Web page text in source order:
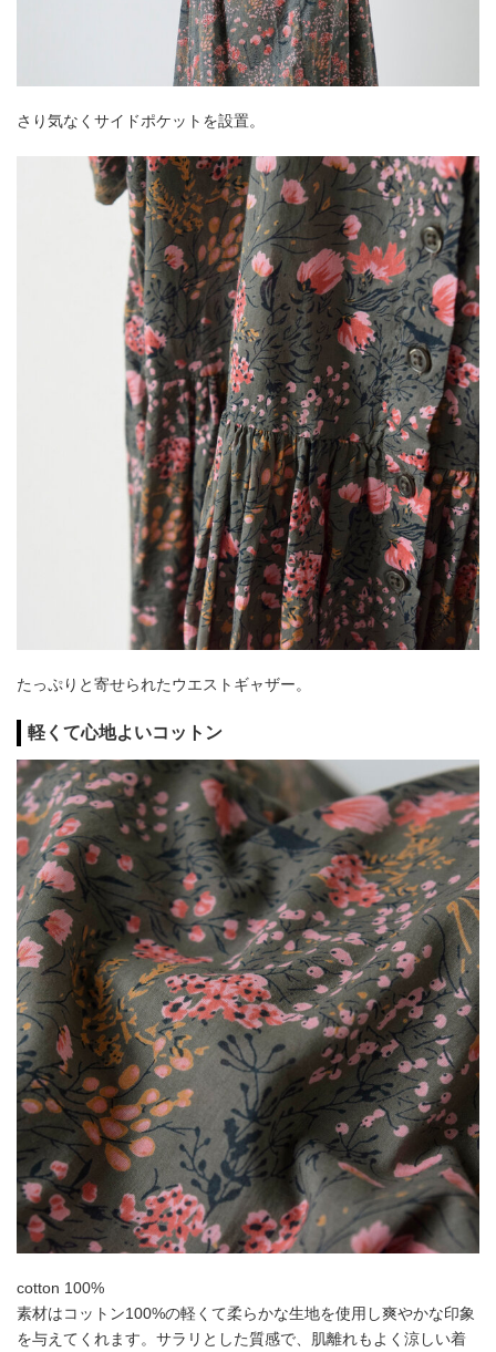
さり気なくサイドポケットを設置。
たっぷりと寄せられたウエストギャザー。
軽くて心地よいコットン
cotton 100%
素材はコットン100%の軽くて柔らかな生地を使用し爽やかな印象
を与えてくれます。サラリとした質感で、肌離れもよく涼しい着